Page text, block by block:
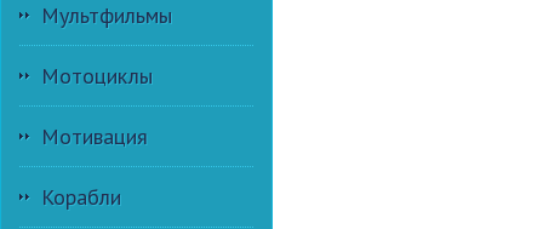
Мультфильмы
Мотоциклы
Мотивация
Корабли